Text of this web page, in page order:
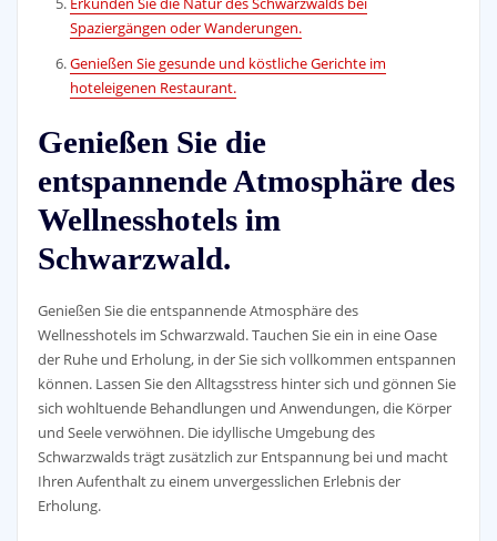
Spaziergängen oder Wanderungen.
Genießen Sie gesunde und köstliche Gerichte im
hoteleigenen Restaurant.
Genießen Sie die
entspannende Atmosphäre des
Wellnesshotels im
Schwarzwald.
Genießen Sie die entspannende Atmosphäre des
Wellnesshotels im Schwarzwald. Tauchen Sie ein in eine Oase
der Ruhe und Erholung, in der Sie sich vollkommen entspannen
können. Lassen Sie den Alltagsstress hinter sich und gönnen Sie
sich wohltuende Behandlungen und Anwendungen, die Körper
und Seele verwöhnen. Die idyllische Umgebung des
Schwarzwalds trägt zusätzlich zur Entspannung bei und macht
Ihren Aufenthalt zu einem unvergesslichen Erlebnis der
Erholung.